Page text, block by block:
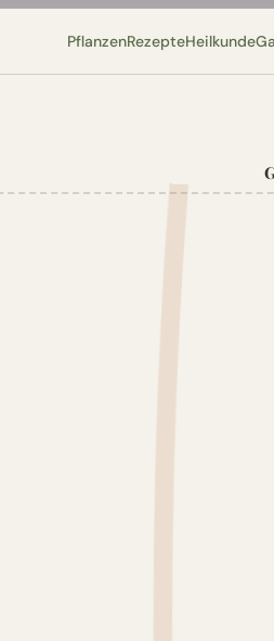
PflanzenRezepteHeilkunde